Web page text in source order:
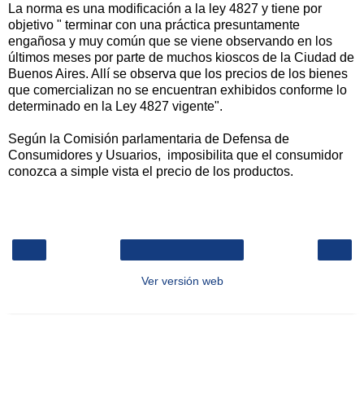
La norma es una modificación a la ley 4827 y tiene por
objetivo " terminar con una práctica presuntamente
engañosa y muy común que se viene observando en los
últimos meses por parte de muchos kioscos de la Ciudad de
Buenos Aires. Allí se observa que los precios de los bienes
que comercializan no se encuentran exhibidos conforme lo
determinado en la Ley 4827 vigente".
Según la Comisión parlamentaria de Defensa de
Consumidores y Usuarios, imposibilita que el consumidor
conozca a simple vista el precio de los productos.
Ver versión web